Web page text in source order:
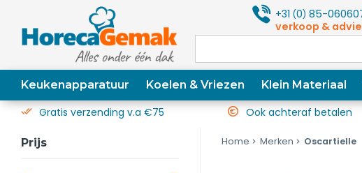
+31(0) 85-
verkoop &
Keukenapparatuur Koelen & Vriezen Klein Materiaal
Gratis verzending v.a €75 Ook achteraf betalen
Prijs Home Merken Oscartielle